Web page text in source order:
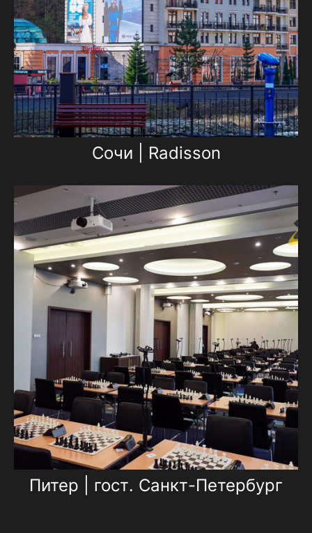
Сочи | Radisson
Питер | гост. Санкт-Петербург